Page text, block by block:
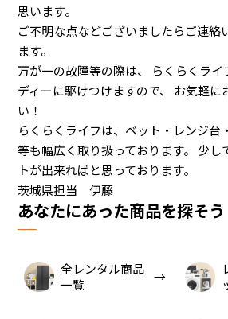
思います。
ご不明な点などございましたらご連絡
ます。
万が一の故障等の際は、 らくらくライ
ディーに駆けつけますので、 お気軽に
い！
らくらくライフは、ベット・レンジ台
等も幅広く取り扱っております。 少し
トが出来ればと思っております。
茨城県担当 伊藤
あなたにあった商品を探そう
全レンタル商品
一覧